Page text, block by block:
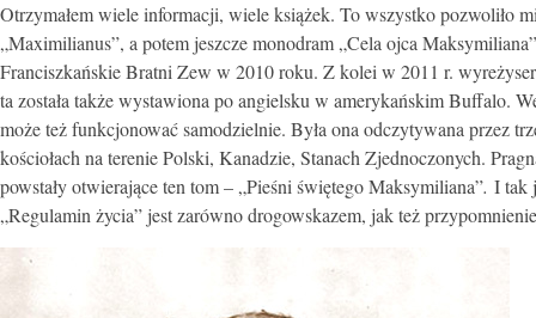
Otrzymałem wiele informacji, wiele książek. To wszystko pozwoliło
„Maximilianus”, a potem jeszcze monodram „Cela ojca
Franciszkańskie Bratni Zew w 2010 roku. Z kolei w 2011 r.
ta została także wystawiona po angielsku w amerykańskim Buffalo.
może też funkcjonować samodzielnie. Była ona odczytywana przez
kościołach na terenie Polski, Kanadzie, Stanach Zjednoczonych.
powstały otwierające ten tom – „Pieśni świętego Maksymiliana”. I tak
„Regulamin życia” jest zarówno drogowskazem, jak też